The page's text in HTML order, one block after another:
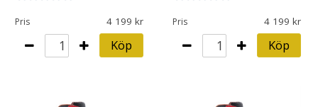
Pris 4 199
Köp
Pris 4 199
Köp